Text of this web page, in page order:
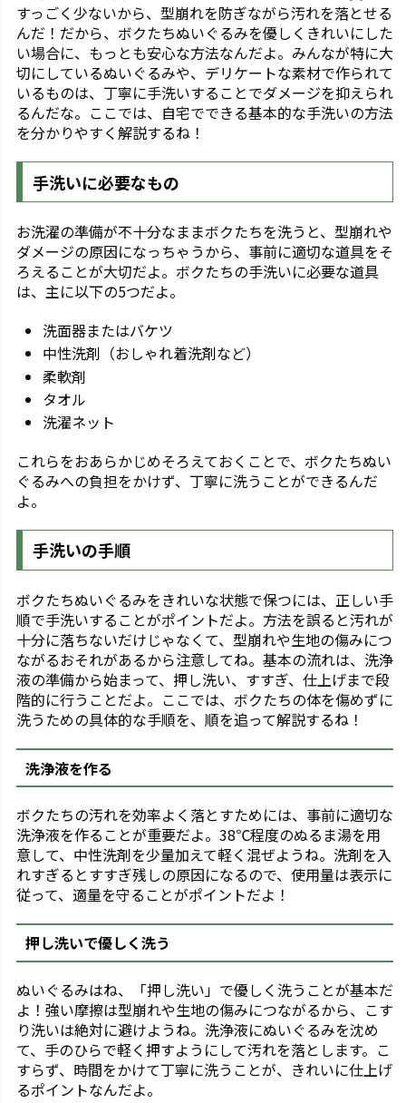
すっごく少ないから、型崩れを防ぎながら汚れを落とせる
んだ！だから、ボクたちぬいぐるみを優しくきれいにした
い場合に、もっとも安心な方法なんだよ。みんなが特に大
切にしているぬいぐるみや、デリケートな素材で作られて
いるものは、丁寧に手洗いすることでダメージを抑えられ
るんだな。ここでは、自宅でできる基本的な手洗いの方法
を分かりやすく解説するね！
手洗いに必要なもの
お洗濯の準備が不十分なままボクたちを洗うと、型崩れや
ダメージの原因になっちゃうから、事前に適切な道具をそ
ろえることが大切だよ。ボクたちの手洗いに必要な道具
は、主に以下の5つだよ。
洗面器またはバケツ
中性洗剤（おしゃれ着洗剤など）
柔軟剤
タオル
洗濯ネット
これらをおあらかじめそろえておくことで、ボクたちぬい
ぐるみへの負担をかけず、丁寧に洗うことができるんだ
よ。
手洗いの手順
ボクたちぬいぐるみをきれいな状態で保つには、正しい手
順で手洗いすることがポイントだよ。方法を誤ると汚れが
十分に落ちないだけじゃなくて、型崩れや生地の傷みにつ
ながるおそれがあるから注意してね。基本の流れは、洗浄
液の準備から始まって、押し洗い、すすぎ、仕上げまで段
階的に行うことだよ。ここでは、ボクたちの体を傷めずに
洗うための具体的な手順を、順を追って解説するね！
洗浄液を作る
ボクたちの汚れを効率よく落とすためには、事前に適切な
洗浄液を作ることが重要だよ。38℃程度のぬるま湯を用
意して、中性洗剤を少量加えて軽く混ぜようね。洗剤を入
れすぎるとすすぎ残しの原因になるので、使用量は表示に
従って、適量を守ることがポイントだよ！
押し洗いで優しく洗う
ぬいぐるみはね、「押し洗い」で優しく洗うことが基本だ
よ！強い摩擦は型崩れや生地の傷みにつながるから、こす
り洗いは絶対に避けようね。洗浄液にぬいぐるみを沈め
て、手のひらで軽く押すようにして汚れを落とします。こ
すらず、時間をかけて丁寧に洗うことが、きれいに仕上げ
るポイントなんだよ。